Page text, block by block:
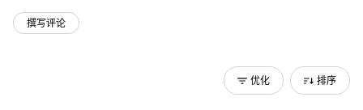
撰写评论
优化 排序